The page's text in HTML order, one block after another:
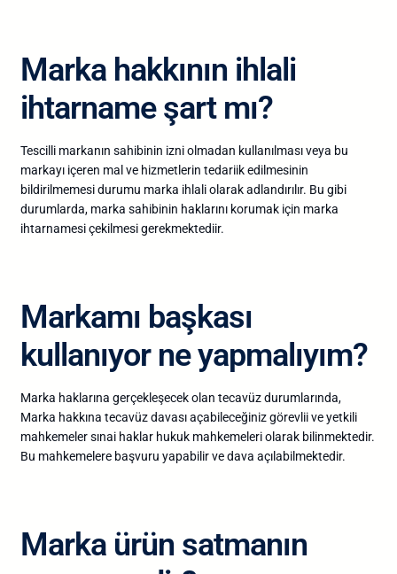
Marka hakkının ihlali
ihtarname şart mı?
Tescilli markanın sahibinin izni olmadan kullanılması veya bu
markayı içeren mal ve hizmetlerin tedariik edilmesinin
bildirilmemesi durumu marka ihlali olarak adlandırılır. Bu gibi
durumlarda, marka sahibinin haklarını korumak için marka
ihtarnamesi çekilmesi gerekmektediir.
Markamı başkası
kullanıyor ne yapmalıyım?
Marka haklarına gerçekleşecek olan tecavüz durumlarında,
Marka hakkına tecavüz davası açabileceğiniz görevlii ve yetkili
mahkemeler sınai haklar hukuk mahkemeleri olarak bilinmektedir.
Bu mahkemelere başvuru yapabilir ve dava açılabilmektedir.
Marka ürün satmanın